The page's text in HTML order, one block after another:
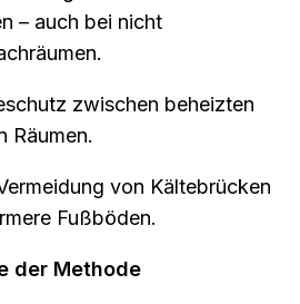
– auch bei nicht
zwischen beheizten
Räumen.
von Kältebrücken
Fußböden.
der Methode